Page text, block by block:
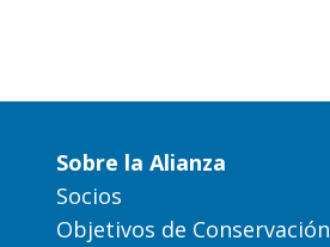
Sobre la Alianza
Socios
Objetivos de Conservación